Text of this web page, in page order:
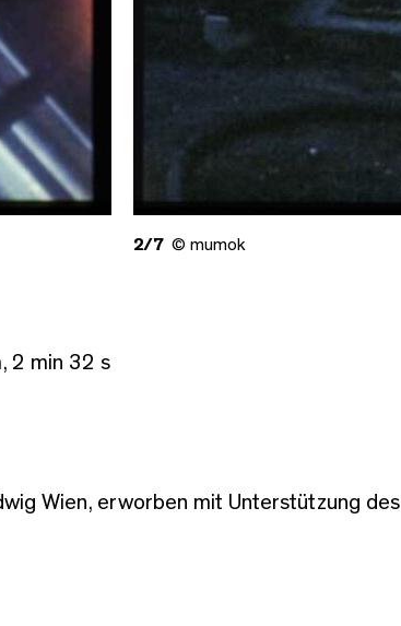
2/7 © mumok
2 min 32 s
Wien, erworben mit Unterstützung des